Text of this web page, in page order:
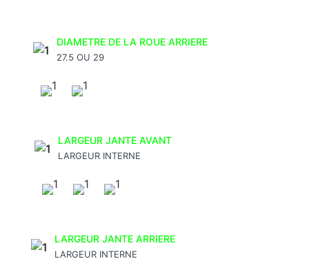
DIAMETRE DE LA ROUE ARRIERE
27.5 OU 29
LARGEUR JANTE AVANT
LARGEUR INTERNE
LARGEUR JANTE ARRIERE
LARGEUR INTERNE